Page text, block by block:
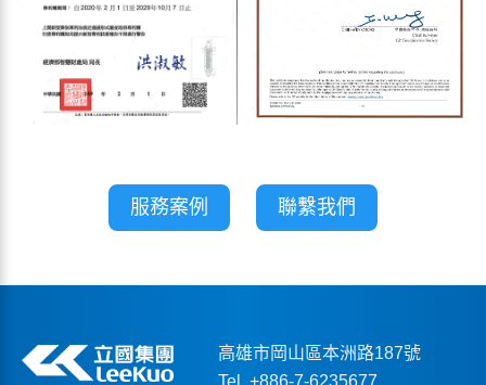
服務案例 聯繫我們
高雄市岡山區本洲路187號
Tel. +886-7-6235677